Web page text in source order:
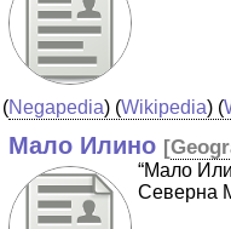
(Negapedia) (Wikipedia) (
Мало Илино [
“Мало
Северна